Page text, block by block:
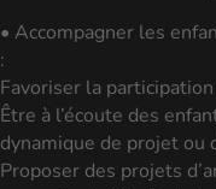
• Accompagner les
:
Favoriser la
Être à l’écoute des
dynamique de projet ou
Proposer des projets